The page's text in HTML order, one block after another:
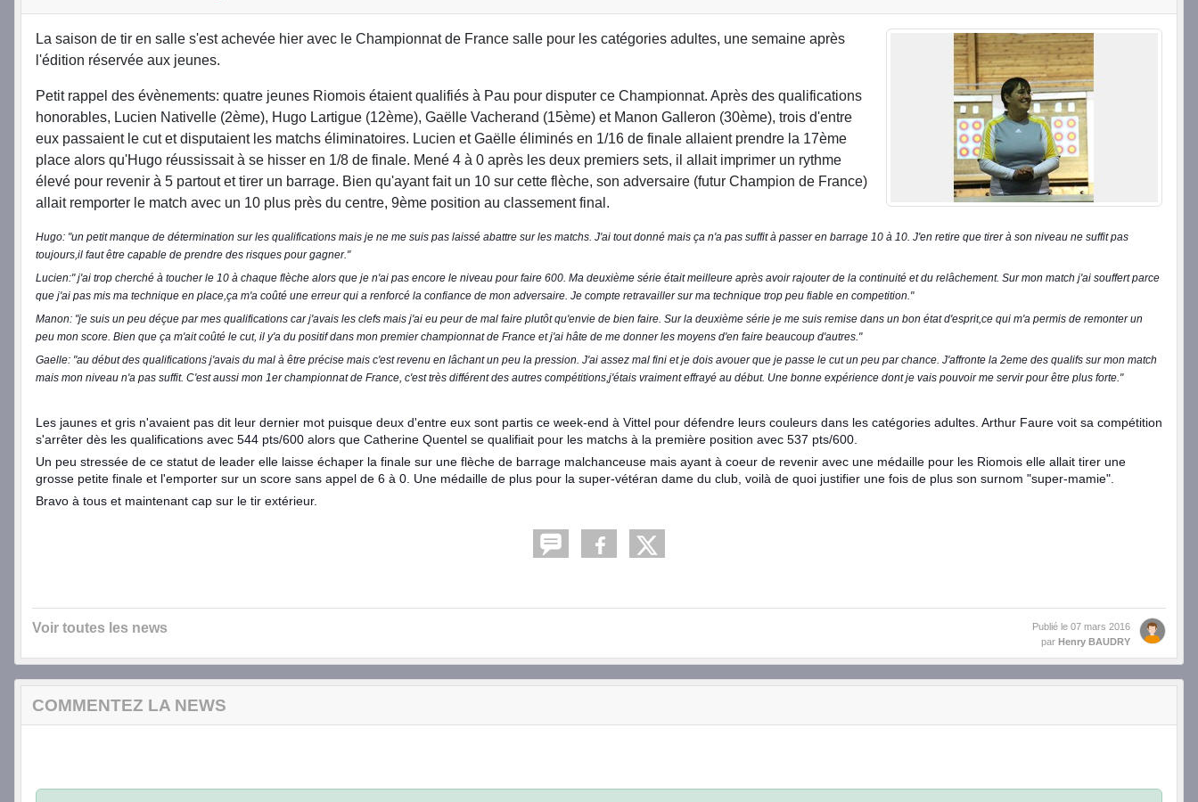
La saison de tir en salle s'est achevée hier avec le Championnat de France salle pour les catégories adultes, une semaine après
l'édition réservée aux jeunes.
Petit rappel des évènements: quatre jeunes Riomois étaient qualifiés à Pau pour disputer ce Championnat. Après des qualifications
honorables, Lucien Nativelle (2ème), Hugo Lartigue (12ème), Gaëlle Vacherand (15ème) et Manon Galleron (30ème), trois d'entre
eux passaient le cut et disputaient les matchs éliminatoires. Lucien et Gaëlle éliminés en 1/16 de finale allaient prendre la 17ème
place alors qu'Hugo réussissait à se hisser en 1/8 de finale. Mené 4 à 0 après les deux premiers sets, il allait imprimer un rythme
élevé pour revenir à 5 partout et tirer un barrage. Bien qu'ayant fait un 10 sur cette flèche, son adversaire (futur Champion de France)
allait remporter le match avec un 10 plus près du centre, 9ème position au classement final.
Hugo: "un petit manque de détermination sur les qualifications mais je ne me suis pas laissé abattre sur les matchs. J'ai tout donné mais ça n'a pas suffit à passer en barrage 10 à 10. J'en retire que tirer à son niveau ne suffit pas
toujours,il faut être capable de prendre des risques pour gagner."
Lucien:" j'ai trop cherché à toucher le 10 à chaque flèche alors que je n'ai pas encore le niveau pour faire 600. Ma deuxième série était meilleure après avoir rajouter de la continuité et du relâchement. Sur mon match j'ai souffert parce
que j'ai pas mis ma technique en place,ça m'a coûté une erreur qui a renforcé la confiance de mon adversaire. Je compte retravailler sur ma technique trop peu fiable en competition."
Manon: "je suis un peu déçue par mes qualifications car j'avais les clefs mais j'ai eu peur de mal faire plutôt qu'envie de bien faire. Sur la deuxième série je me suis remise dans un bon état d'esprit,ce qui m'a permis de remonter un
peu mon score. Bien que ça m'ait coûté le cut, il y'a du positif dans mon premier championnat de France et j'ai hâte de me donner les moyens d'en faire beaucoup d'autres."
Gaelle: "au début des qualifications j'avais du mal à être précise mais c'est revenu en lâchant un peu la pression. J'ai assez mal fini et je dois avouer que je passe le cut un peu par chance. J'affronte la 2eme des qualifs sur mon match
mais mon niveau n'a pas suffit. C'est aussi mon 1er championnat de France, c'est très différent des autres compétitions,j'étais vraiment effrayé au début. Une bonne expérience dont je vais pouvoir me servir pour être plus forte."
Les jaunes et gris n'avaient pas dit leur dernier mot puisque deux d'entre eux sont partis ce week-end à Vittel pour défendre leurs couleurs dans les catégories adultes. Arthur Faure voit sa compétition
s'arrêter dès les qualifications avec 544 pts/600 alors que Catherine Quentel se qualifiait pour les matchs à la première position avec 537 pts/600.
Un peu stressée de ce statut de leader elle laisse échaper la finale sur une flèche de barrage malchanceuse mais ayant à coeur de revenir avec une médaille pour les Riomois elle allait tirer une
grosse petite finale et l'emporter sur un score sans appel de 6 à 0. Une médaille de plus pour la super-vétéran dame du club, voilà de quoi justifier une fois de plus son surnom "super-mamie".
Bravo à tous et maintenant cap sur le tir extérieur.
Voir toutes les news Publié le 07 mars 2016
par Henry BAUDRY
COMMENTEZ LA NEWS